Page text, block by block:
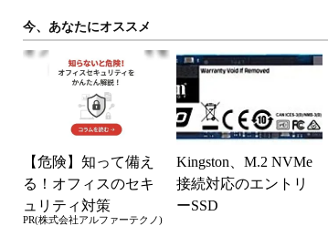
今、あなたにオススメ
【危険】知って備え
る！オフィスのセキ
ュリティ対策
PR(株式会社アルファーテクノ)
Kingston、M.2 NVMe
接続対応のエントリ
ーSSD